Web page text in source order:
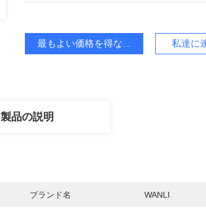
最もよい価格を得なさい 私達に
製品の説明
ブランド名 WANLI